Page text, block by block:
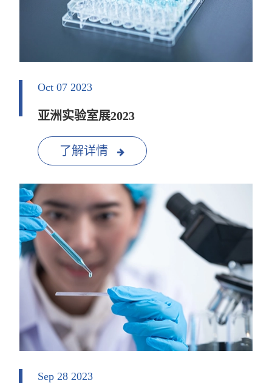
Oct 07 2023
亚洲实验室展2023
了解详情
Sep 28 2023